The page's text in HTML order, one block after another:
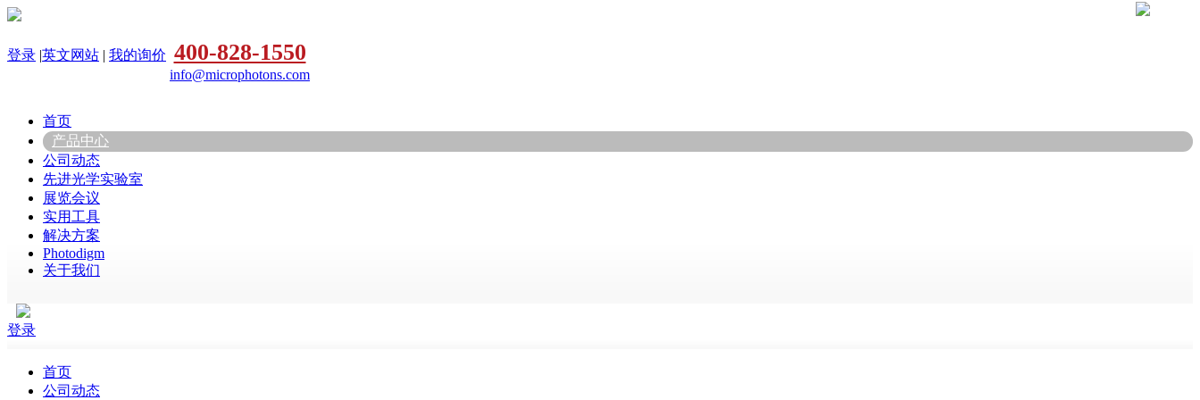
登录 |英文网站 | 我的询价 400-828-1550
info@microphotons.com
首页
产品中心
公司动态
先进光学实验室
展览会议
实用工具
解决方案
Photodigm
关于我们
登录
首页
公司动态